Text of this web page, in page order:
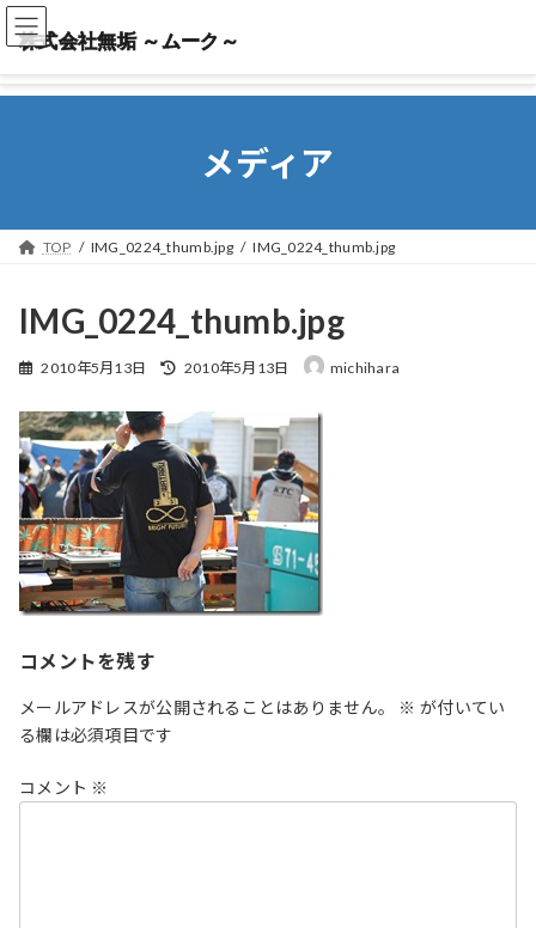
株式会社無垢 ～ムーク～
株式会社無垢 ～ムーク～
メディア
TOP IMG_0224_thumb.jpg IMG_0224_thumb.jpg
IMG_0224_thumb.jpg
2010年5月13日
最
日
時
2010年5月13日 michihara
コメントを残す
メールアドレスが公開されることはありません。 ※ が付いてい
る欄は必須項目です
コメント ※